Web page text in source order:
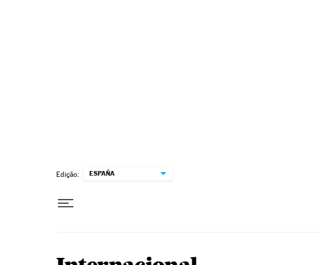
Edição: ESPAÑA